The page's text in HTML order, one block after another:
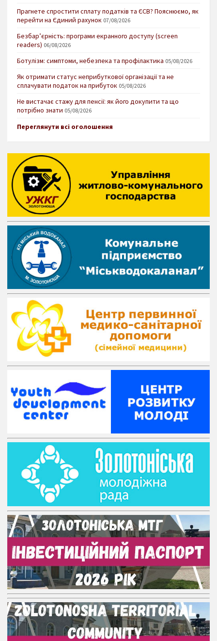
Прагнете спростити сплату податків та ЄСВ? Пояснюємо, як
перейти на Єдиний рахунок 07/08/2026
Безбар’єрність: програми екранного доступу (screen
readers) 06/08/2026
Ботулізм: симптоми, небезпека та профілактика 05/08/2026
Як отримати статус неприбуткової організації та не
сплачувати податок на прибуток 05/08/2026
Не вистачає стажу для пенсії: як його докупити та що
потрібно знати 05/08/2026
Переглянути всі оголошення